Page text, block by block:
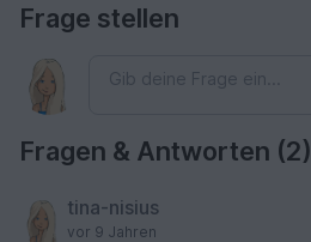
Frage stellen
Fragen & Antworten (2)
tina-nisius
vor 9 Jahren